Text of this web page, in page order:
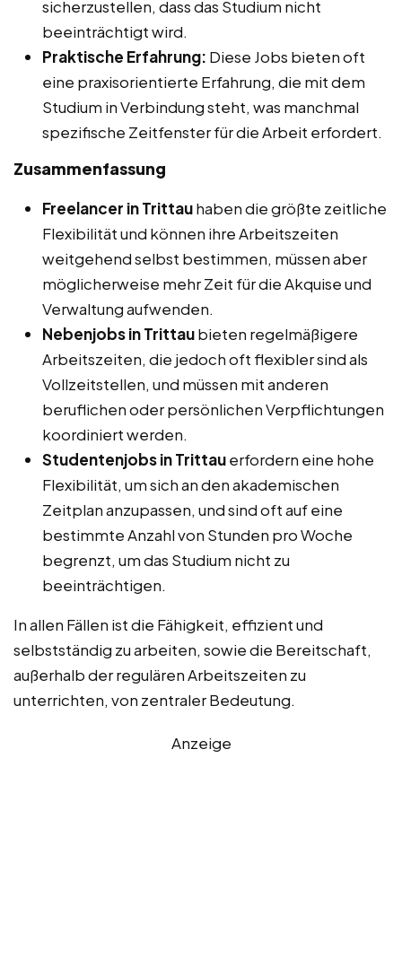
sicherzustellen, dass das Studium nicht
beeinträchtigt wird.
Praktische Erfahrung: Diese Jobs bieten oft
eine praxisorientierte Erfahrung, die mit dem
Studium in Verbindung steht, was manchmal
spezifische Zeitfenster für die Arbeit erfordert.
Zusammenfassung
Freelancer in Trittauhaben die größte zeitliche
Flexibilität und können ihre Arbeitszeiten
weitgehend selbst bestimmen, müssen aber
möglicherweise mehr Zeit für die Akquise und
Verwaltung aufwenden.
Nebenjobs in Trittaubieten regelmäßigere
Arbeitszeiten, die jedoch oft flexibler sind als
Vollzeitstellen, und müssen mit anderen
beruflichen oder persönlichen Verpflichtungen
koordiniert werden.
Studentenjobs in Trittauerfordern eine hohe
Flexibilität, um sich an den akademischen
Zeitplan anzupassen, und sind oft auf eine
bestimmte Anzahl von Stunden pro Woche
begrenzt, um das Studium nicht zu
beeinträchtigen.
In allen Fällen ist die Fähigkeit, effizient und
selbstständig zu arbeiten, sowie die Bereitschaft,
außerhalb der regulären Arbeitszeiten zu
unterrichten, von zentraler Bedeutung.
Anzeige